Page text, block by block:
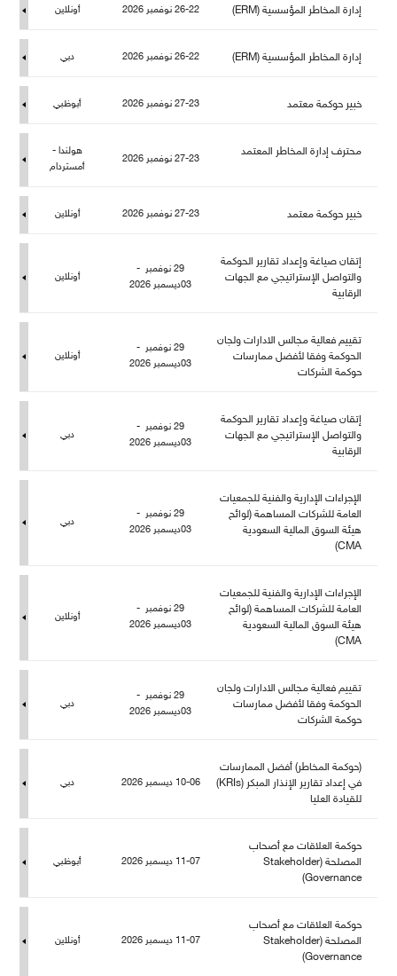
إدارة المخاطر المؤسسية (ERM) 26-22 نوفمبر 2026 أونلاين
إدارة المخاطر المؤسسية (ERM) 26-22 نوفمبر 2026 دبي
خبير حوكمة معتمد 27-23 نوفمبر 2026 أبوظبي
حترف إدارة المخاطر المعتمد
27-23 نوفمبر 2026
هولندا -
أمستردا
خبير حوكمة معتمد 27-23 نوفمبر 2026 أونلاين
إتقان صياغة وإعداد تقارير الحوكمة
والتواصل الإستراتيجي مع الجهات
الرقابية
29 نوفمبر -
03ديسمبر 2026
أونلاين
تقييم فعالية مجالس الادارات ولجان
الحوكمة وفقا لأفضل ممارسات
حوكمة الشركات
29 نوفمبر -
03ديسمبر 2026
أونلاين
إتقان صياغة وإعداد تقارير الحوكمة
والتواصل الإستراتيجي مع الجهات
الرقابية
29 نوفمبر -
03ديسمبر 2026
دبي
الإجراءات الإدارية والفنية للجمعيات
العامة للشركات المساهمة (لوائح
هيئة السوق المالية السعودية
CMA)
29 نوفمبر -
03ديسمبر 2026
دبي
الإجراءات الإدارية والفنية للجمعيات
العامة للشركات المساهمة (لوائح
هيئة السوق المالية السعودية
CMA)
29 نوفمبر -
03ديسمبر 2026
أونلاين
تقييم فعالية مجالس الادارات ولجان
الحوكمة وفقا لأفضل ممارسات
حوكمة الشركات
29 نوفمبر -
03ديسمبر 2026
دبي
(حوكمة المخاطر) أفضل الممارسات
في إعداد تقارير الإنذار المبكر (KRIs)
قيادة العليا
10-06 ديسمبر 2026 دبي
حوكمة العلاقات مع أصحاب
المصلحة (Stakeholder
Governance)
11-07 ديسمبر 2026 أبوظبي
حوكمة العلاقات مع أصحاب
المصلحة (Stakeholder
Governance)
11-07 ديسمبر 2026 أونلاين